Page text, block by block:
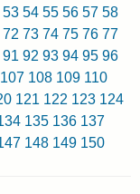
53 54 55 56 57 58
72 73 74 75 76 77
91 92 93 94 95 96
107 108 109 110
121 122 123 124
135 136 137
148 149 150